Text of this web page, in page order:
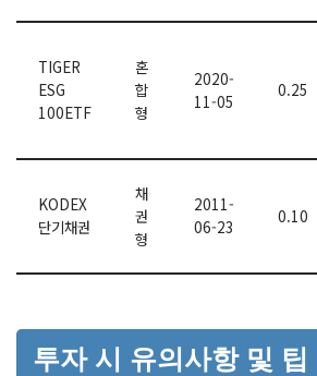
TIGER
ESG
100ETF
혼
합
형
2020-
11-05
0.25
KODEX
단기채권
채
권
형
2011-
06-23
0.10
투자 시 유의사항 및 팁